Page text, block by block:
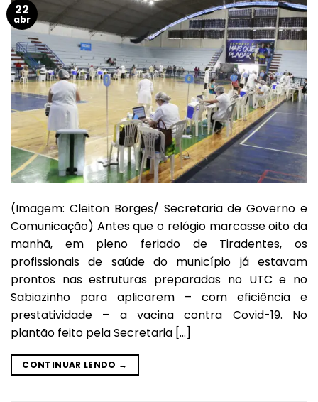
22
abr
(Imagem: Cleiton Borges/ Secretaria de Governo e
Comunicação) Antes que o relógio marcasse oito da
manhã, em pleno feriado de Tiradentes, os
profissionais de saúde do município já estavam
prontos nas estruturas preparadas no UTC e no
Sabiazinho para aplicarem – com eficiência e
prestatividade – a vacina contra Covid-19. No
plantão feito pela Secretaria […]
CONTINUAR LENDO →